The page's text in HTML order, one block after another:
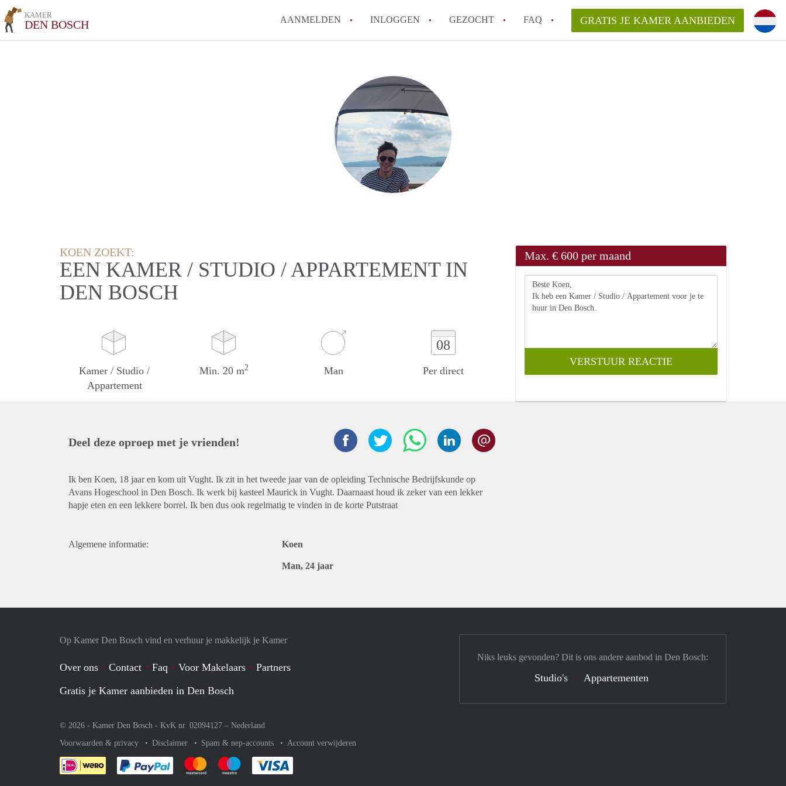
KAMER
DEN BOSCH AANMELDEN INLOGGEN GEZOCHT FAQ
Berekent KamerDenBosch makelaarsvergoeding/bemiddelingsvergoeding?
Wat is de privacyverklaring van KamerDenBosch?
Is KamerDenBosch verantwoordelijk voor de aangeboden Kamer / Kamers
in Den Bosch?
Alle veelgestelde vragen
GRATIS JE KAMER AANBIEDEN
KOEN ZOEKT:
EEN KAMER / STUDIO / APPARTEMENT IN
DEN BOSCH
Kamer / Studio /
Appartement
Min. 20 m2 Man
08
Per direct
Max. € 600 per maand
Deel deze oproep met je vrienden!
Ik ben Koen, 18 jaar en kom uit Vught. Ik zit in het tweede jaar van de opleiding Technische Bedrijfskunde op
Avans Hogeschool in Den Bosch. Ik werk bij kasteel Maurick in Vught. Daarnaast houd ik zeker van een lekker
hapje eten en een lekkere borrel. Ik ben dus ook regelmatig te vinden in de korte Putstraat
Algemene informatie: Koen
Man, 24 jaar
Op Kamer Den Bosch vind en verhuur je makkelijk je Kamer
Over ons Contact Faq Voor Makelaars
Partners
Gratis je Kamer aanbieden in Den Bosch
© 2026 - Kamer Den Bosch - KvK nr. 02094127 – Nederland
Voorwaarden & privacy
Disclaimer Spam & nep-accounts Account verwijderen
Je rekent gemakkelijk af met Paypal
Je rekent gemakkelijk af met Mastercard
Je rekent gemakkelijk af met Meastro
Niks leuks gevonden? Dit is ons andere aanbod in Den Bosch:
Studio's Appartementen